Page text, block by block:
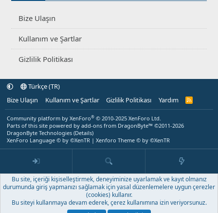
Bize Ulaşın
Kullanım ve Şartlar
Gizlilik Politikası
Türkçe (TR)
Bize Ulaşın
Kullanım ve Şartlar Gizlilik Politikası Yardım
R
Community platform by XenForo® © 2010-2025 XenForo Ltd.
Parts of this site powered by add-ons from DragonByte™ ©2011-2026
DragonByte Technologies (Details)
XenForo Language © by ©XenTR | Xenforo Theme © by ©XenTR
Bu site, içeriği kişiselleştirmek, deneyiminize uyarlamak ve kayıt olmanız
durumunda giriş yapmanızı sağlamak için yasal düzenlemelere uygun çerezler
(cookies) kullanır.
Bu siteyi kullanmaya devam ederek, çerez kullanımına izin veriyorsunuz.